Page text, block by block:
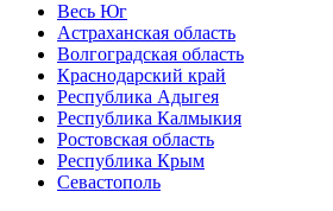
Весь Юг
Астраханская область
Волгоградская область
Краснодарский край
Республика Адыгея
Республика Калмыкия
Ростовская область
Республика Крым
Севастополь